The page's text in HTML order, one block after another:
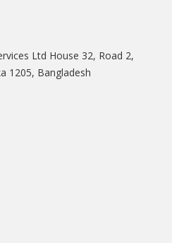
Ltd House 32, Road 2,
1205, Bangladesh